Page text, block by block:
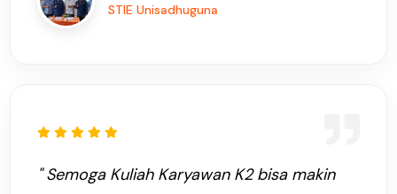
STIE Unisadhuguna
" Semoga Kuliah Karyawan K2 bisa makin